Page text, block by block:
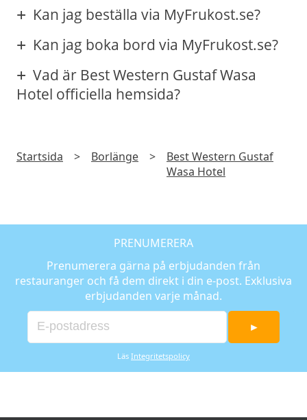
Kan jag beställa via MyFrukost.se?
Kan jag boka bord via MyFrukost.se?
Vad är Best Western Gustaf Wasa
Hotel officiella hemsida?
Startsida > Borlänge >
Best Western Gustaf
Wasa Hotel
PRENUMERERA
Prenumerera gärna på erbjudanden från
restauranger och få dem direkt i din e-post. Exklusiva
erbjudanden varje månad.
►
Läs Integritetspolicy